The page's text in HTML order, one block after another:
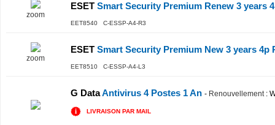
zoom
ESET Smart Security Premium Renew 3 years
EET8540 C-ESSP-A4-R3
zoom
ESET Smart Security Premium New 3 years 4p
EET8510 C-ESSP-A4-L3
G DataAntivirus 4 Postes 1 An - Renouvellement:
LIVRAISON PAR MAIL